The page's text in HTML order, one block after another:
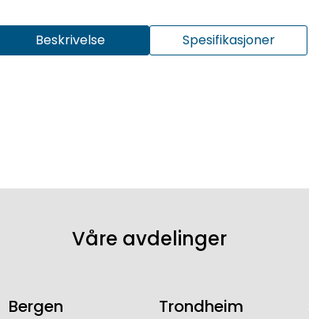
Beskrivelse Spesifikasjoner
Våre avdelinger
Bergen Trondheim